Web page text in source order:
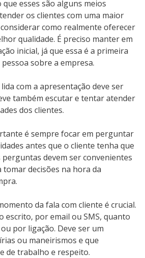
esses são alguns meios
os clientes com uma maior
como realmente oferecer
qualidade. É preciso manter em
inicial, já que essa é a primeira
sobre a empresa.
com a apresentação deve ser
também escutar e tentar atender
dos clientes.
é sempre focar em perguntar
antes que o cliente tenha que
perguntas devem ser convenientes
tomar decisões na hora da
da fala com cliente é crucial.
escrito, por email ou SMS, quanto
por ligação. Deve ser um
ou maneirismos e que
de trabalho e respeito.